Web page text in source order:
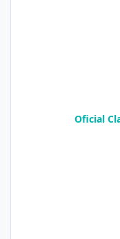
Oficial